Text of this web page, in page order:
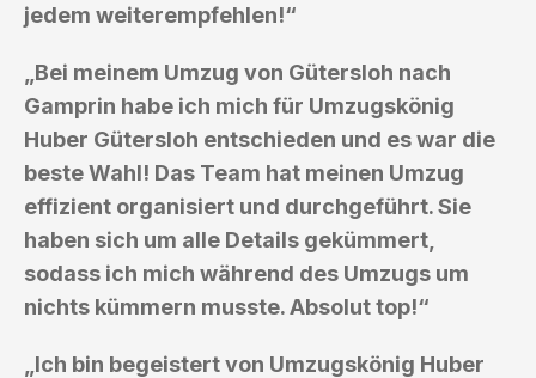
jedem weiterempfehlen!“
„Bei meinem Umzug von Gütersloh nach
Gamprin habe ich mich für Umzugskönig
Huber Gütersloh entschieden und es war die
beste Wahl! Das Team hat meinen Umzug
effizient organisiert und durchgeführt. Sie
haben sich um alle Details gekümmert,
sodass ich mich während des Umzugs um
nichts kümmern musste. Absolut top!“
„Ich bin begeistert von Umzugskönig Huber